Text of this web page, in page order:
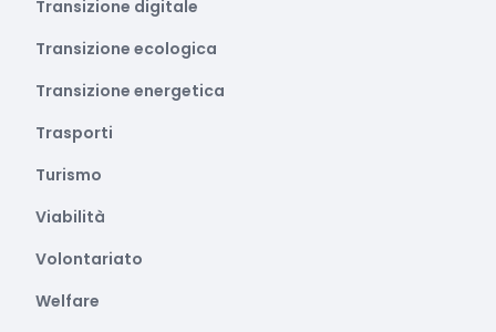
Transizione digitale
Transizione ecologica
Transizione energetica
Trasporti
Turismo
Viabilità
Volontariato
Welfare